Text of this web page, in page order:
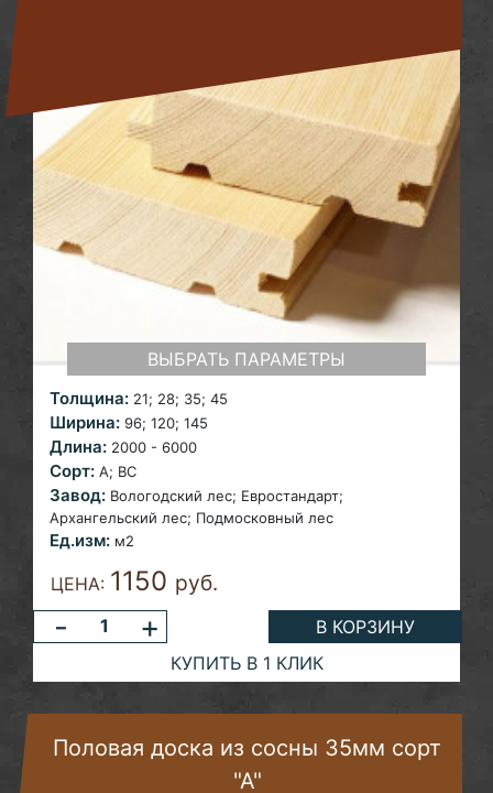
ВЫБРАТЬ ПАРАМЕТРЫ
Толщина: 21; 28; 35; 45
Ширина: 96; 120; 145
Длина: 2000 - 6000
Сорт: A; ВС
Завод: Вологодский лес; Евростандарт;
Архангельский лес; Подмосковный лес
Ед.изм: м2
ЦЕНА: 1150 руб.
- +
В КОРЗИНУ
КУПИТЬ В 1 КЛИК
Половая доска из сосны 35мм сорт
"А"